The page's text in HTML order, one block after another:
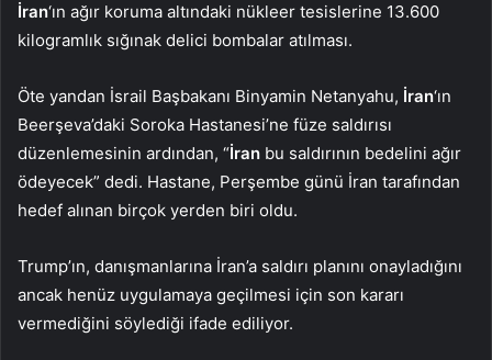
İran‘ın ağır koruma altındaki nükleer tesislerine 13.600
kilogramlık sığınak delici bombalar atılması.
Öte yandan İsrail Başbakanı Binyamin Netanyahu, İran‘ın
Beerşeva’daki Soroka Hastanesi’ne füze saldırısı
düzenlemesinin ardından, “İran bu saldırının bedelini ağır
ödeyecek” dedi. Hastane, Perşembe günü İran tarafından
hedef alınan birçok yerden biri oldu.
Trump’ın, danışmanlarına İran’a saldırı planını onayladığını
ancak henüz uygulamaya geçilmesi için son kararı
vermediğini söylediği ifade ediliyor.